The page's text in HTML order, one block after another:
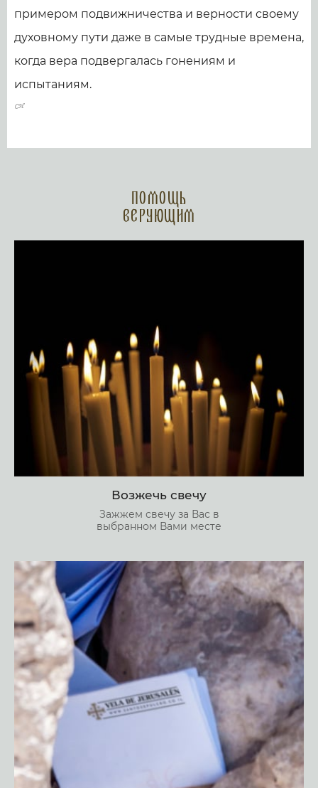
примером подвижничества и верности своему
духовному пути даже в самые трудные времена,
когда вера подвергалась гонениям и
испытаниям.
Помощь
верующим
Возжечь свечу
Зажжем свечу за Вас в
выбранном Вами месте